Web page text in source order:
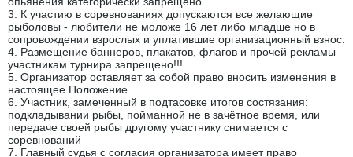
3. К участию в соревнованиях допускаются все желающие
рыболовы - любители не моложе 16 лет либо младше но в
сопровождении взрослых и уплатившие организационный взнос.
4. Размещение баннеров, плакатов, флагов и прочей рекламы
участникам турнира запрещено!!!
5. Организатор оставляет за собой право вносить изменения в
настоящее Положение.
6. Участник, замеченный в подтасовке итогов состязания:
подкладывании рыбы, пойманной не в зачётное время, или
передаче своей рыбы другому участнику снимается с
соревнований
7. Главный судья с согласия организатора имеет право